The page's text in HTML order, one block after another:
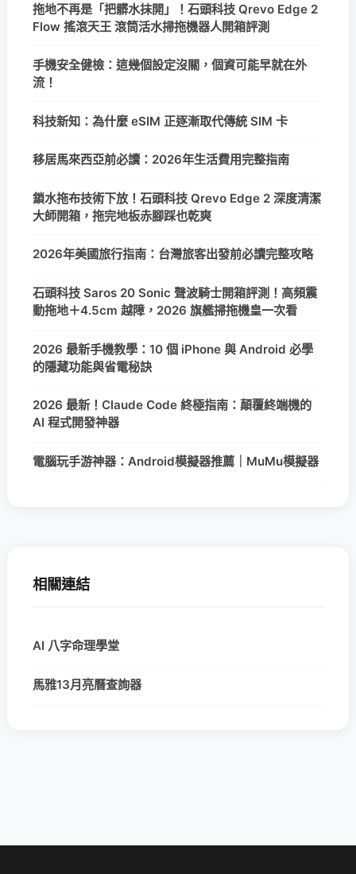
拖地不再是「把髒水抹開」！石頭科技 Qrevo Edge 2
Flow 搖滾天王 滾筒活水掃拖機器人開箱評測
手機安全健檢：這幾個設定沒關，個資可能早就在外
流！
科技新知：為什麼 eSIM 正逐漸取代傳統 SIM 卡
移居馬來西亞前必讀：2026年生活費用完整指南
鎖水拖布技術下放！石頭科技 Qrevo Edge 2 深度清潔
大師開箱，拖完地板赤腳踩也乾爽
2026年美國旅行指南：台灣旅客出發前必讀完整攻略
石頭科技 Saros 20 Sonic 聲波騎士開箱評測！高頻震
動拖地＋4.5cm 越障，2026 旗艦掃拖機皇一次看
2026 最新手機教學：10 個 iPhone 與 Android 必學
的隱藏功能與省電秘訣
2026 最新！Claude Code 終極指南：顛覆終端機的
AI 程式開發神器
電腦玩手游神器：Android模擬器推薦｜MuMu模擬器
相關連結
AI 八字命理學堂
馬雅13月亮曆查詢器